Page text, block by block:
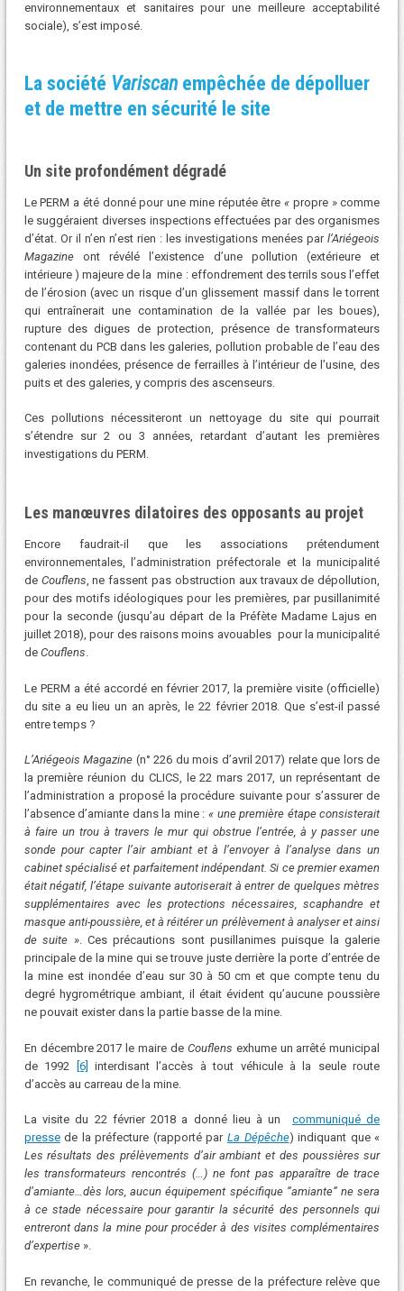
environnementaux et sanitaires pour une meilleure acceptabilité
sociale), s’est imposé.
La société Variscanempêchée de dépolluer
et de mettre en sécurité le site
Un site profondément dégradé
Le PERM a été donné pour une mine réputée être« propre » comme
le suggéraient diverses inspections effectuées par des organismes
d’état. Or il n’en n’est rien : les investigations menées parl’Ariégeois
Magazineont révélé l’existence d’une pollution (extérieure et
intérieure ) majeure de la mine : effondrement des terrils sous l’effet
de l’érosion (avec un risque d’un glissement massif dans le torrent
qui entraînerait une contamination de la vallée par les boues),
rupture des digues de protection, présence de transformateurs
contenant du PCB dans les galeries, pollution probable de l’eau des
galeries inondées, présence de ferrailles à l’intérieur de l’usine, des
puits et des galeries, y compris des ascenseurs.
Ces pollutions nécessiteront un nettoyage du site qui pourrait
s’étendre sur 2 ou 3 années, retardant d’autant les premières
investigations du PERM.
Les manœuvres dilatoires des opposants au projet
Encore faudrait-il que les associations prétendument
environnementales, l’administration préfectorale et la municipalité
de Couflens, ne fassent pas obstruction aux travaux de dépollution,
pour des motifs idéologiques pour les premières, par pusillanimité
pour la seconde (jusqu’au départ de la Préfète Madame Lajus en
juillet 2018), pour des raisons moins avouables pour la municipalité
de Couflens.
Le PERM a été accordé en février 2017, la première visite (officielle)
du site a eu lieu un an après, le 22 février 2018. Que s’est-il passé
entre temps ?
L’Ariégeois Magazine (n° 226 du mois d’avril 2017) relate que lors de
la première réunion du CLICS, le 22 mars 2017, un représentant de
l’administration a proposé la procédure suivante pour s’assurer de
l’absence d’amiante dans la mine :« une première étape consisterait
à faire un trou à travers le mur qui obstrue l’entrée, à y passer une
sonde pour capter l’air ambiant et à l’envoyer à l’analyse dans un
cabinet spécialisé et parfaitement indépendant. Si ce premier examen
était négatif, l’étape suivante autoriserait à entrer de quelques mètres
supplémentaires avec les protections nécessaires, scaphandre et
masque anti-poussière, et à réitérer un prélèvement à analyser et ainsi
de suite ». Ces précautions sont pusillanimes puisque la galerie
principale de la mine qui se trouve juste derrière la porte d’entrée de
la mine est inondée d’eau sur 30 à 50 cm et que compte tenu du
degré hygrométrique ambiant, il était évident qu’aucune poussière
ne pouvait exister dans la partie basse de la mine.
En décembre 2017 le maire de Couflens exhume un arrêté municipal
de 1992
[6]
interdisant l’accès à tout véhicule à la seule route
d’accès au carreau de la mine.
La visite du 22 février 2018 a donné lieu à un communiqué de
pressede la préfecture (rapporté parLa Dépêche) indiquant que «
Les résultats des prélèvements d’air ambiant et des poussières sur
les transformateurs rencontrés (…) ne font pas apparaître de trace
d’amiante…dès lors, aucun équipement spécifique “amiante” ne sera
à ce stade nécessaire pour garantir la sécurité des personnels qui
entreront dans la mine pour procéder à des visites complémentaires
d’expertise».
En revanche, le communiqué de presse de la préfecture relève que